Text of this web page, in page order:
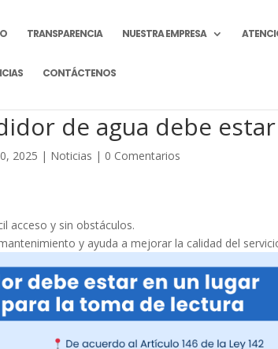
TRANSPARENCIA NUESTRA EMPRESA
CONTÁCTENOS
de agua debe
2025 | Noticias | 0 Comentarios
acceso y sin obstáculos.
y ayuda a mejorar la calidad del